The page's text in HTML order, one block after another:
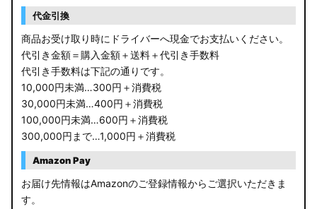
RP6/7 ステップワゴン
RP1/2 RP3/4 ステップワゴン/スパーダ
RK5/6 ステップワゴンスパーダ
RC1/2 オデッセイ
GB5〜8 フリード
GR フィット
GP5/6 GK3〜6 フィット
代金引換
商品お受け取り時にドライバーへ現金でお支払いください。
代引き金額＝購入金額＋送料＋代引き手数料
代引き手数料は下記の通りです。
10,000円未満…300円＋消費税
30,000円未満…400円＋消費税
100,000円未満…600円＋消費税
300,000円まで…1,000円＋消費税
Amazon Pay
お届け先情報はAmazonのご登録情報からご選択いただきま
す。